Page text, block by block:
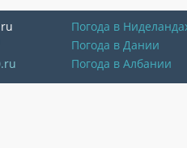
Погода в
Погода в Дании
Погода в Албании